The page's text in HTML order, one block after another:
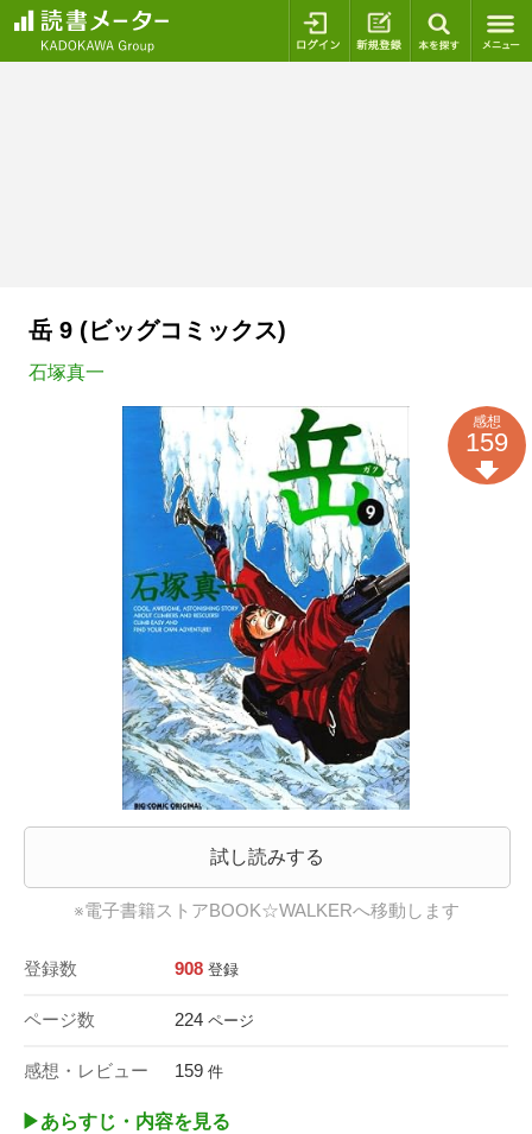
ログイン 新規登録
岳 9 (ビッグコミックス)
石塚真一
試し読みする
※電子書籍ストアBOOK☆WALKERへ移動します
登録数 908 登録
ページ数 224 ページ
感想・レビュー 159 件
感想
159
▶︎あらすじ・内容を見る